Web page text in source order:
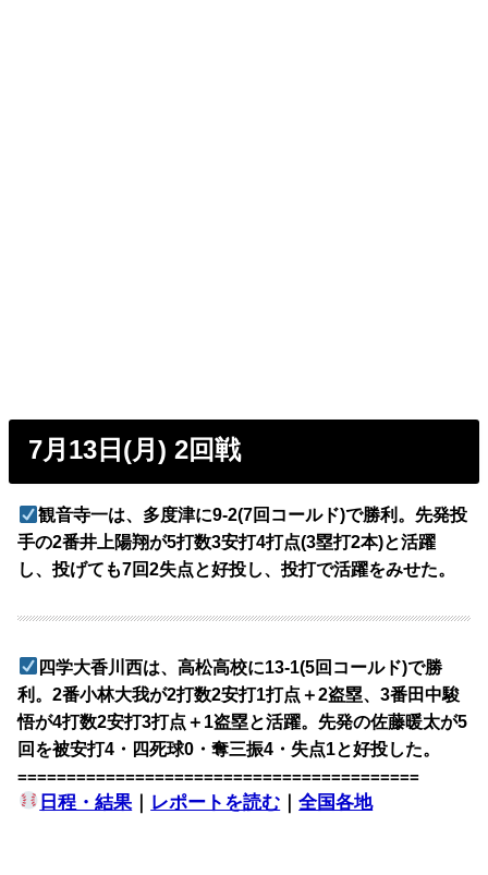
7月13日(月) 2回戦
観音寺一は、多度津に9-2(7回コールド)で勝利。先発投
手の2番井上陽翔が5打数3安打4打点(3塁打2本)と活躍
し、投げても7回2失点と好投し、投打で活躍をみせた。
四学大香川西は、高松高校に13-1(5回コールド)で勝
利。2番小林大我が2打数2安打1打点＋2盗塁、3番田中駿
悟が4打数2安打3打点＋1盗塁と活躍。先発の佐藤暖太が5
回を被安打4・四死球0・奪三振4・失点1と好投した。
=========================================
日程・結果 ｜ レポートを読む ｜全国各地